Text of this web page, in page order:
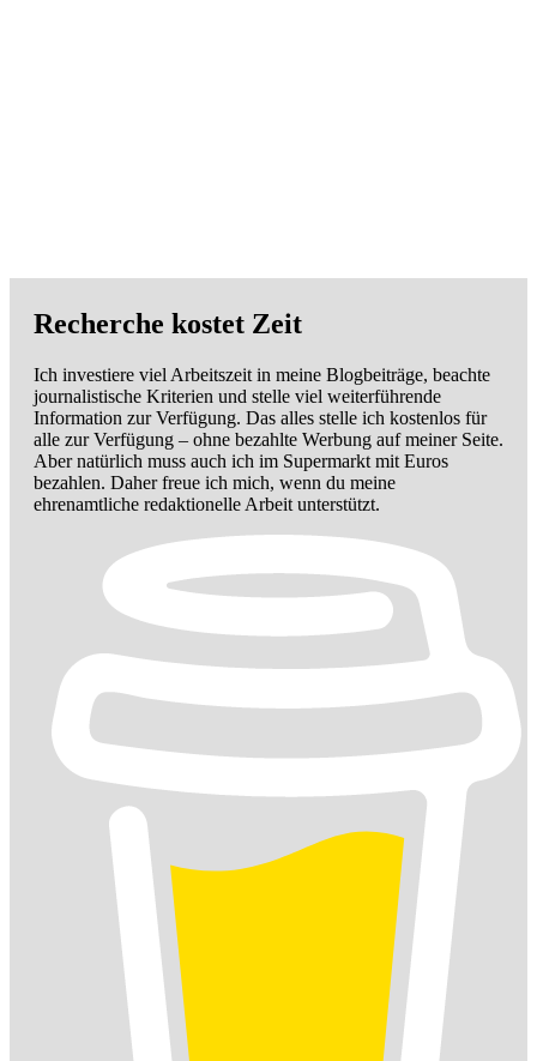
Recherche kostet Zeit
Ich investiere viel Arbeitszeit in meine Blogbeiträge, beachte
journalistische Kriterien und stelle viel weiterführende
Information zur Verfügung. Das alles stelle ich kostenlos für
alle zur Verfügung – ohne bezahlte Werbung auf meiner Seite.
Aber natürlich muss auch ich im Supermarkt mit Euros
bezahlen. Daher freue ich mich, wenn du meine
ehrenamtliche redaktionelle Arbeit unterstützt.